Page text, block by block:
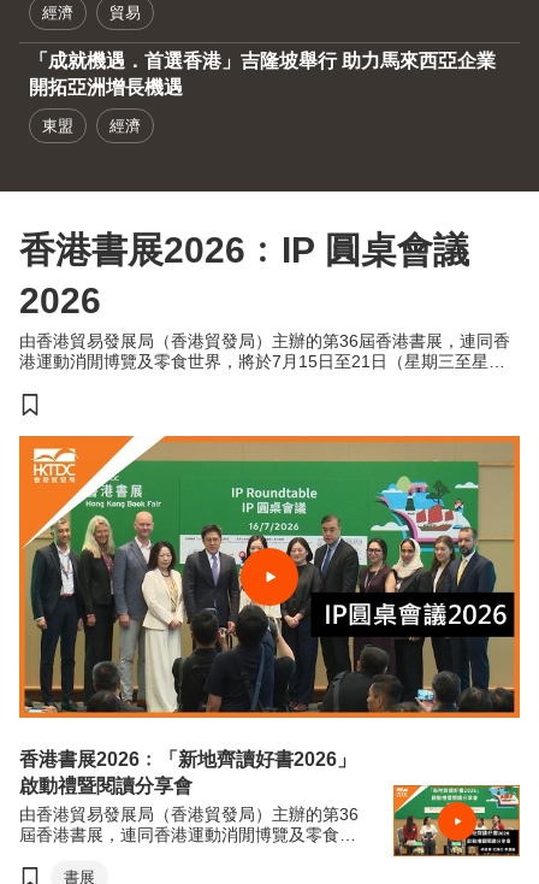
經濟 貿易
「成就機遇．首選香港」吉隆坡舉行 助力馬來西亞企業
開拓亞洲增長機遇
東盟 經濟
香港書展2026﹕IP 圓桌會議
2026
由香港貿易發展局（香港貿發局）主辦的第36屆香港書展，連同香
港運動消閒博覽及零食世界，將於7月15日至21日（星期三至星期
商，來自約30個國家及地區，為入場人士帶來集閱讀、運動與消閒
香港書展2026﹕「新地齊讀好書2026」
啟動禮暨閱讀分享會
由香港貿易發展局（香港貿發局）主辦的第36
屆香港書展，連同香港運動消閒博覽及零食世
於香港會議展覽中心舉行。今年三項展覽合共
書展